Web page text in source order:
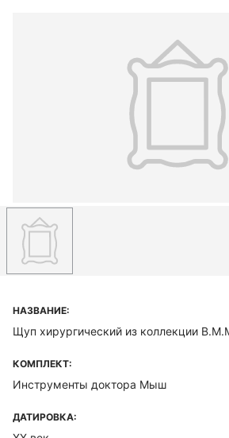
НАЗВАНИЕ:
Щуп хирургический из коллекции
КОМПЛЕКТ:
Инструменты доктора Мыш
ДАТИРОВКА: